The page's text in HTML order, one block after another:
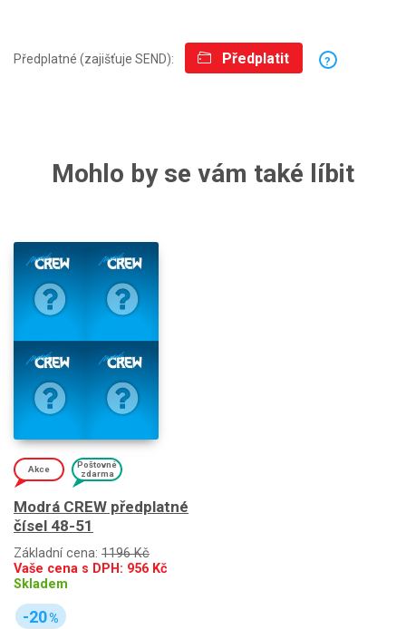
Předplatné (zajišťuje SEND): Předplatit ?
Mohlo by se vám také líbit
Akce
Poštovné
zdarma
Modrá CREW předplatné
čísel 48-51
Základní cena: 1196 Kč
Vaše cena s DPH: 956 Kč
Skladem
-20%